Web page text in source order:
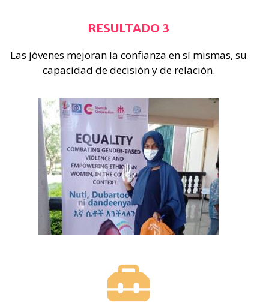
RESULTADO 3
Las jóvenes mejoran la confianza en sí mismas, su
capacidad de decisión y de relación.